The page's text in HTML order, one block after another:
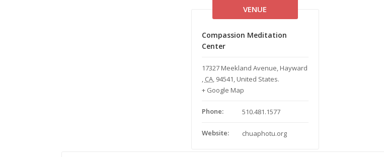
VENUE
Compassion Meditation
Center
17327 Meekland Avenue, Hayward
, CA, 94541, United States.
+ Google Map
Phone: 510.481.1577
Website: chuaphotu.org